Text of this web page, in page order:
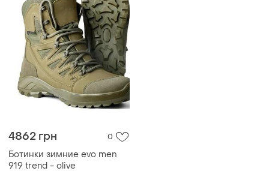
4862 грн 0
Ботинки зимние evo men
919 trend - olive